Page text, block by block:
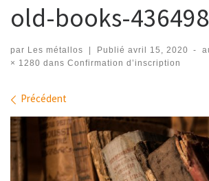
old-books-
par Les métallos Publié avril 15, 2020 -
× 1280 dans Confirmation d’inscription
Navigation des images
Précédent